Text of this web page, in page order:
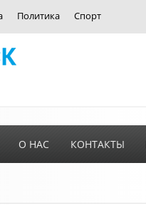
Политика Спорт
О НАС КОНТАКТЫ